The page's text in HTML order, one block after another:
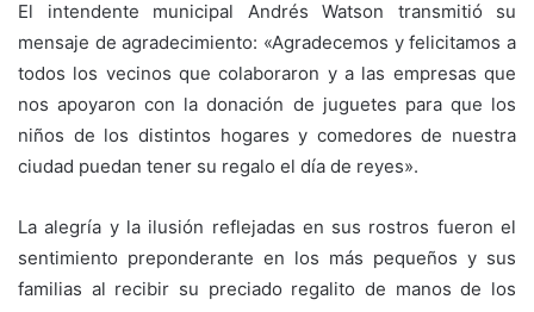
El intendente municipal Andrés Watson transmitió su
mensaje de agradecimiento: «Agradecemos y felicitamos a
todos los vecinos que colaboraron y a las empresas que
nos apoyaron con la donación de juguetes para que los
niños de los distintos hogares y comedores de nuestra
ciudad puedan tener su regalo el día de reyes».
La alegría y la ilusión reflejadas en sus rostros fueron el
sentimiento preponderante en los más pequeños y sus
familias al recibir su preciado regalito de manos de los